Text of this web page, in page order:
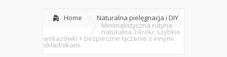
Home
Naturalna pielęgnacja i DIY
Minimalistyczna rutyna
naturalna 3 kroki: szybkie
wskazówki + bezpieczne łączenie z innymi
składnikami